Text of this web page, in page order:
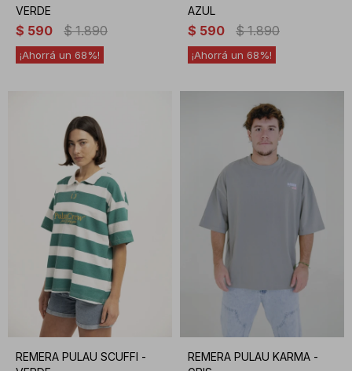
VERDE
$ 590 $ 1.890
68
AZUL
$ 590 $ 1.890
68
REMERA PULAU SCUFFI -
REMERA PULAU KARMA -